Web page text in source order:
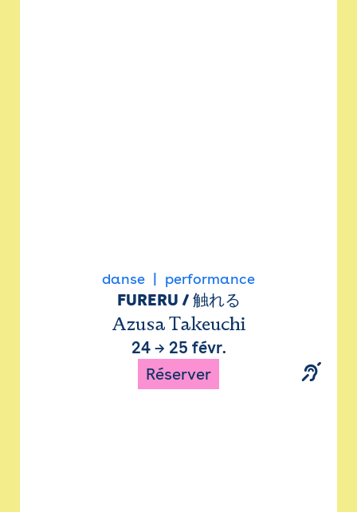
danse performance
FURERU / 触れる
Azusa Takeuchi
24→ 25 févr.
Réserver